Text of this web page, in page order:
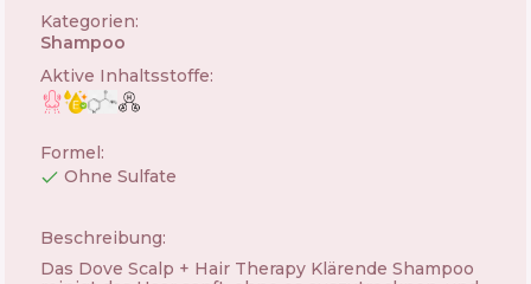
Kategorien:
Shampoo
Aktive Inhaltsstoffe:
Formel:
Ohne Sulfate
Beschreibung:
Das Dove Scalp + Hair Therapy Klärende Shampoo